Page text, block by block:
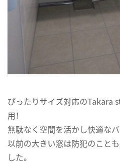
ぴったりサイズ対応のTakara
用！
無駄なく空間を活かし快適なバ
以前の大きい窓は防犯のこと
した。